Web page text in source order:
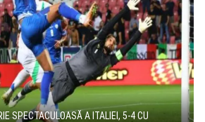
SPECTACULOASĂ A ITALIEI, 5-4 CU